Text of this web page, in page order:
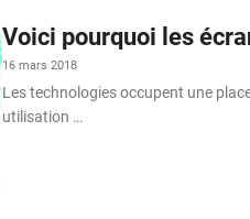
Voici pourquoi les
16 mars 2018
Les technologies occupent une
utilisation …